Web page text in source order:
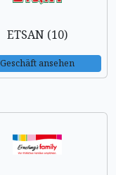
ETSAN (10)
Geschäft ansehen